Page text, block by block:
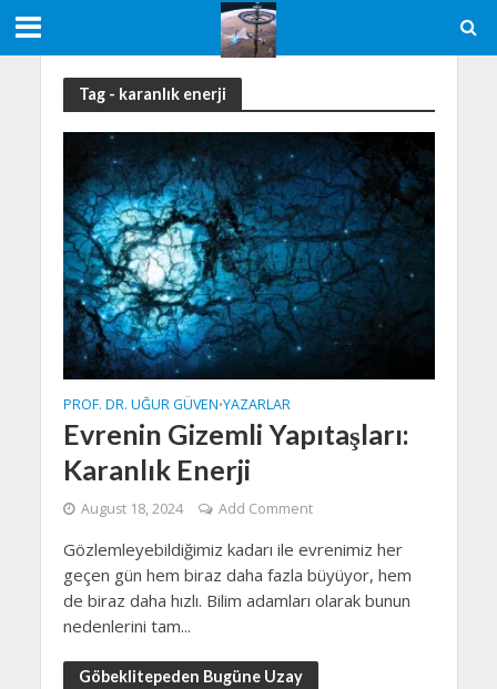
Tag - karanlık enerji
PROF. DR. UĞUR GÜVEN•YAZARLAR
Evrenin Gizemli Yapıtaşları:
Karanlık Enerji
August 18, 2024 Add Comment
Gözlemleyebildiğimiz kadarı ile evrenimiz her
geçen gün hem biraz daha fazla büyüyor, hem
de biraz daha hızlı. Bilim adamları olarak bunun
nedenlerini tam...
Göbeklitepeden Bugüne Uzay